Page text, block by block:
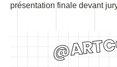
présentation finale devant